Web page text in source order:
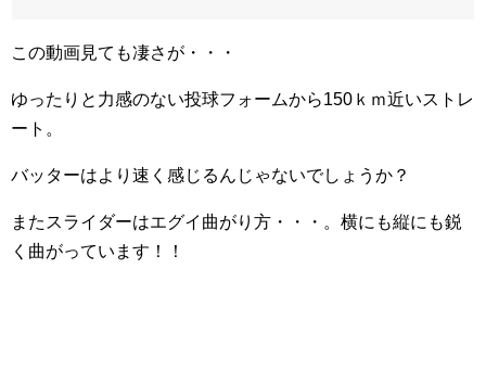
この動画見ても凄さが・・・
ゆったりと力感のない投球フォームから150ｋｍ近いストレ
ート。
バッターはより速く感じるんじゃないでしょうか？
またスライダーはエグイ曲がり方・・・。横にも縦にも鋭
く曲がっています！！